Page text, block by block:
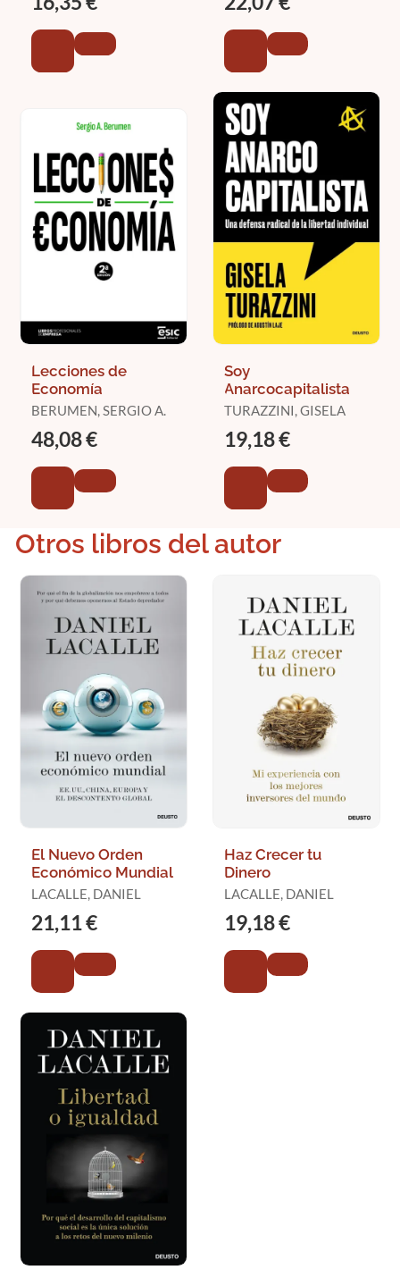
Lecciones de
Economía
BERUMEN, SERGIO A.
48,08 €
Soy
Anarcocapitalista
TURAZZINI, GISELA
19,18 €
Otros libros del autor
El Nuevo Orden
Económico Mundial
LACALLE, DANIEL
21,11 €
Haz Crecer tu
Dinero
LACALLE, DANIEL
19,18 €